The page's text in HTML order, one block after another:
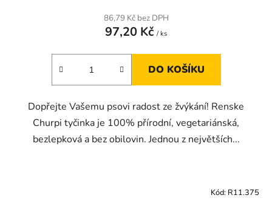
86,79 Kč bez DPH
97,20 Kč / ks
DO KOŠÍKU
Dopřejte Vašemu psovi radost ze žvýkání! Renske
Churpi tyčinka je 100% přírodní, vegetariánská,
bezlepková a bez obilovin. Jednou z největších...
Kód: R11.375